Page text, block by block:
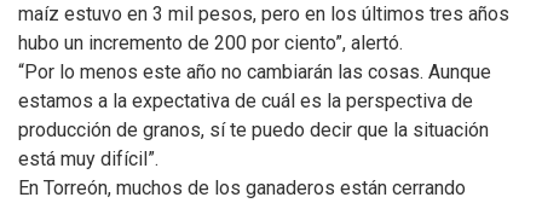
maíz estuvo en 3 mil pesos, pero en los últimos tres años
hubo un incremento de 200 por ciento”, alertó.
“Por lo menos este año no cambiarán las cosas. Aunque
estamos a la expectativa de cuál es la perspectiva de
producción de granos, sí te puedo decir que la situación
está muy difícil”.
En Torreón, muchos de los ganaderos están cerrando